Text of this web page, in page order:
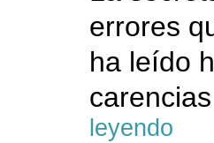
errores
ha leído
leyendo